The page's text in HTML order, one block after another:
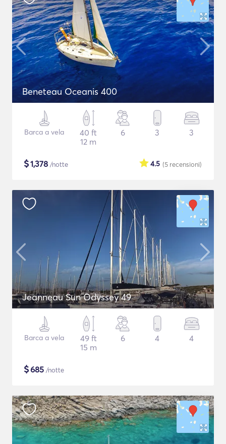
Beneteau Oceanis 400
Barca a vela
40 ft
12 m
6 3 3
$1,378 /notte (5 recensioni)
4.5
Jeanneau Sun Odyssey 49
Barca a vela
49 ft
15 m
6 4 4
$685 /notte